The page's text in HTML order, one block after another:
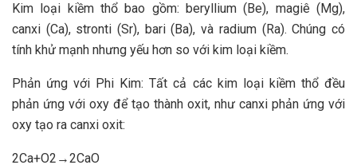
Kim loại kiềm thổ bao gồm: beryllium (Be), magiê (Mg),
canxi (Ca), stronti (Sr), bari (Ba), và radium (Ra). Chúng có
tính khử mạnh nhưng yếu hơn so với kim loại kiềm.
Phản ứng với Phi Kim: Tất cả các kim loại kiềm thổ đều
phản ứng với oxy để tạo thành oxit, như canxi phản ứng với
oxy tạo ra canxi oxit:
2Ca+O2→2CaO